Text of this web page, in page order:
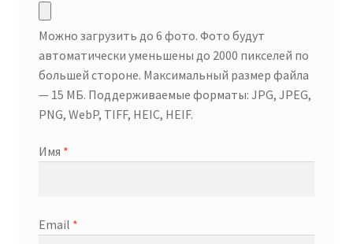
Можно загрузить до 6 фото. Фото будут
автоматически уменьшены до 2000 пикселей по
большей стороне. Максимальный размер файла
— 15 МБ. Поддерживаемые форматы: JPG, JPEG,
PNG, WebP, TIFF, HEIC, HEIF.
Имя *
Email *